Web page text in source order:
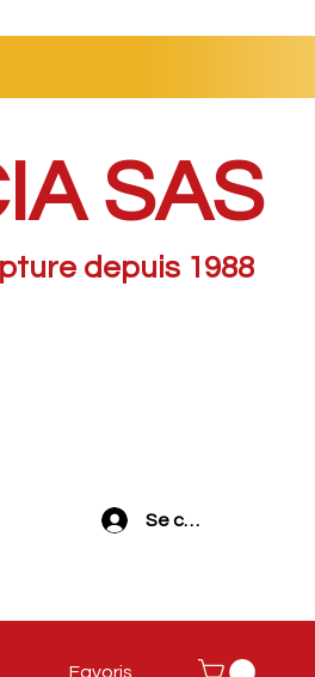
SAS
depuis 1988
Favoris
Se connecter